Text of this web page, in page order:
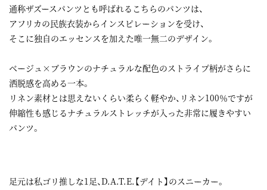
通称ザズースパンツとも呼ばれるこちらのパンツは、
アフリカの民族衣装からインスピレーションを受け、
そこに独自のエッセンスを加えた唯一無二のデザイン。
ベージュ×ブラウンのナチュラルな配色のストライプ柄がさらに
洒脱感を高める一本。
リネン素材とは思えないくらい柔らく軽やか、リネン100％ですが
伸縮性も感じるナチュラルストレッチが入った非常に履きやすい
パンツ。
足元は私ゴリ推しな1足、D.A.T.E.【デイト】のスニーカー。